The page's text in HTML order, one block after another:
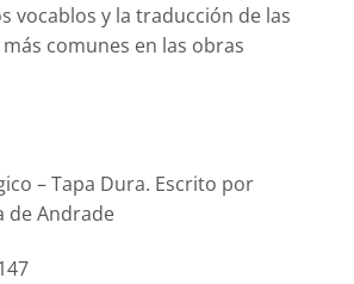
vocablos y la traducción de las
comunes en las obras
– Tapa Dura. Escrito por
de Andrade